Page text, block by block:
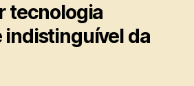
tecnologia
indistinguível da